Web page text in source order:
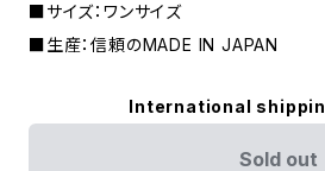
■サイズ：ワンサイズ
■生産：信頼のMADE IN JAPAN
International
Sold out